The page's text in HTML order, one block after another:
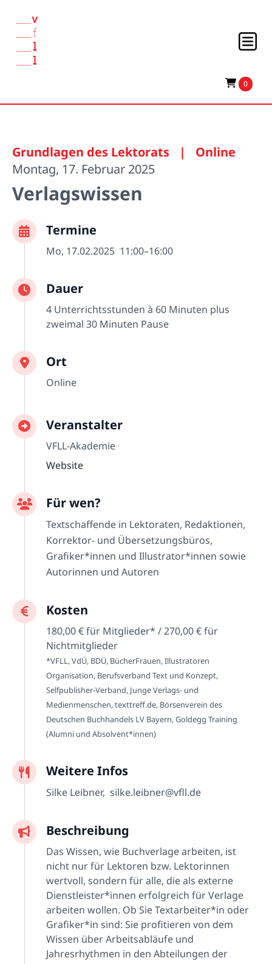
0
Grundlagen des Lektorats |
Online
Montag, 17. Februar 2025
Verlagswissen
Termine
Mo, 17.02.2025 11:00–16:00
Dauer
4 Unterrichtsstunden à 60 Minuten plus
zweimal 30 Minuten Pause
Ort
Online
Veranstalter
VFLL-Akademie
Website
Für wen?
Textschaffende in Lektoraten, Redaktionen,
Korrektor- und Übersetzungsbüros,
Grafiker*innen und Illustrator*innen sowie
Autorinnen und Autoren
Kosten
180,00 € für Mitglieder* / 270,00 € für
Nichtmitglieder
*VFLL, VdÜ, BDÜ, BücherFrauen, Illustratoren
Organisation, Berufsverband Text und Konzept,
Selfpublisher-Verband, Junge Verlags- und
Medienmenschen, texttreff.de, Börsenverein des
Deutschen Buchhandels LV Bayern, Goldegg Training
(Alumni und Absolvent*innen)
Weitere Infos
Silke Leibner, silke.leibner@vfll.de
Beschreibung
Das Wissen, wie Buchverlage arbeiten, ist
nicht nur für Lektoren bzw. Lektorinnen
wertvoll, sondern für alle, die als externe
Dienstleister*innen erfolgreich für Verlage
arbeiten wollen. Ob Sie Textarbeiter*in oder
Grafiker*in sind: Sie profitieren von dem
Wissen über Arbeitsabläufe und
Jahresrhythmen in den Abteilungen der